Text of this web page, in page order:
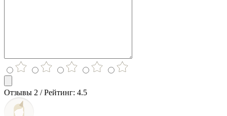
Отзывы 2 / Рейтинг: 4.5